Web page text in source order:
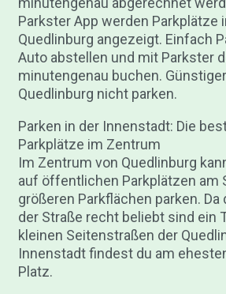
Parkster App werden Parkplätze
Quedlinburg angezeigt. Einfach
Auto abstellen und mit Parkster
minutengenau buchen.
Quedlinburg nicht parken.
Parken in der Innenstadt: Die
Parkplätze im Zentrum
Im Zentrum von Quedlinburg
auf öffentlichen Parkplätzen am
größeren Parkflächen parken. Da
der Straße recht beliebt sind ein
kleinen Seitenstraßen der
Innenstadt findest du am
Platz.